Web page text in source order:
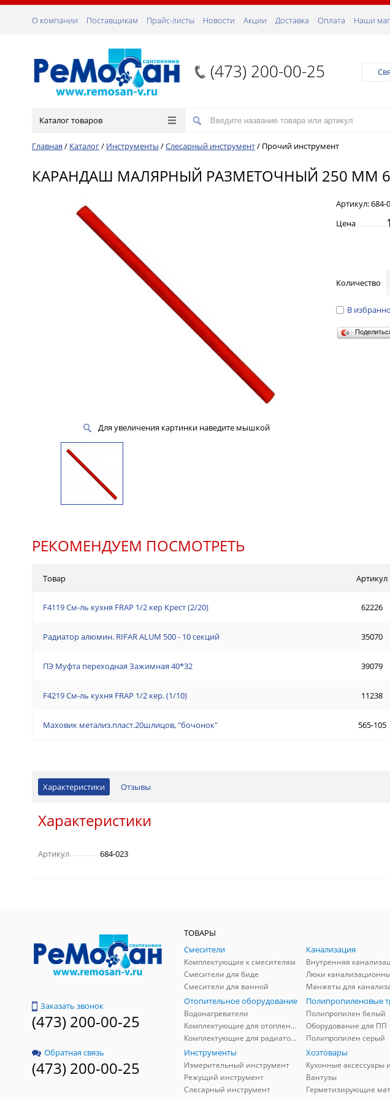
О компании Поставщикам Прайс-листы Новости Акции Доставка Оплата Наши
(473) 200-00-25
Каталог товаров
Главная / Каталог/ Инструменты /Слесарный инструмент/ Прочий инструмент
КАРАНДАШ МАЛЯРНЫЙ РАЗМЕТОЧНЫЙ 250 ММ
Для увеличения картинки наведите мышкой
Артикул:684-
Цена
Количество
В
РЕКОМЕНДУЕМ ПОСМОТРЕТЬ
Товар Артикул
F4119 См-ль кухня FRAP 1/2 кер Крест (2/20) 62226
Радиатор алюмин. RIFAR ALUM 500 - 10 секций 35070
ПЭ Муфта переходная Зажимная 40*32 39079
F4219 См-ль кухня FRAP 1/2 кер. (1/10) 11238
Маховик метализ.пласт.20шлицов, "бочонок" 565-105
Характеристики Отзывы
Характеристики
Артикул 684-023
Заказать звонок
(473) 200-00-25
Обратная связь
(473) 200-00-25
ТОВАРЫ
Смесители
Комплектующие к смесителям
Смесители для биде
Смесители для ванной
Канализация
Внутренняя
Люки
Манжеты для
Отопительное оборудование
Водонагреватели
Комплектующие для отопления
Комплектующие для радиаторов
Полипропилен белый
Оборудование для ПП
Полипропилен серый
Инструменты
Измерительный инструмент
Режущий инструмент
Слесарный инструмент
Хозтовары
Вантузы
Герметизирующие